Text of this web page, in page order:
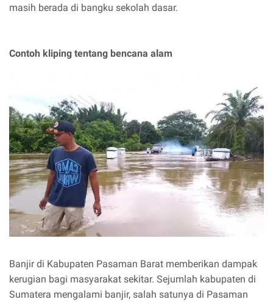
masih berada di bangku sekolah dasar.
Contoh kliping tentang bencana alam
Banjir di Kabupaten Pasaman Barat memberikan dampak
kerugian bagi masyarakat sekitar. Sejumlah kabupaten di
Sumatera mengalami banjir, salah satunya di Pasaman